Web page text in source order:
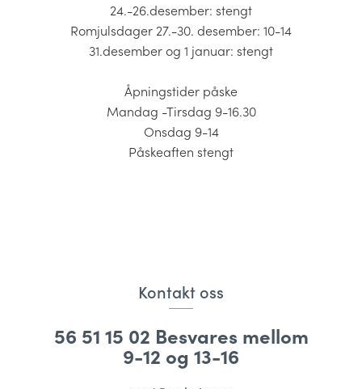
24.-26.desember: stengt
Romjulsdager 27.-30. desember: 10-14
31.desember og 1 januar: stengt
Åpningstider påske
Mandag -Tirsdag 9-16.30
Onsdag 9-14
Påskeaften stengt
Kontakt oss
56 51 15 02 Besvares mellom
9-12 og 13-16